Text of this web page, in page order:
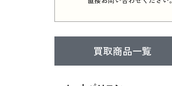
買取商品一覧